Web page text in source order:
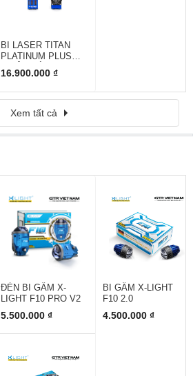
BI LASER TITAN
PLATINUM PLUS
NHIỆT MÀU 5000K
16.900.000 ₫
Xem tất cả
ĐÈN BI GẦM X-
LIGHT F10 PRO V2
5.500.000 ₫
BI GẦM X-LIGHT
F10 2.0
4.500.000 ₫